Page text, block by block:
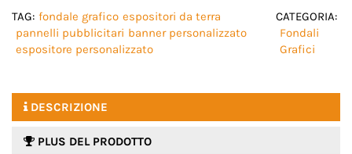
TAG: fondale grafico espositori da terra
pannelli pubblicitari banner personalizzato
espositore personalizzato
CATEGORIA:
Fondali
Grafici
DESCRIZIONE
PLUS DEL PRODOTTO